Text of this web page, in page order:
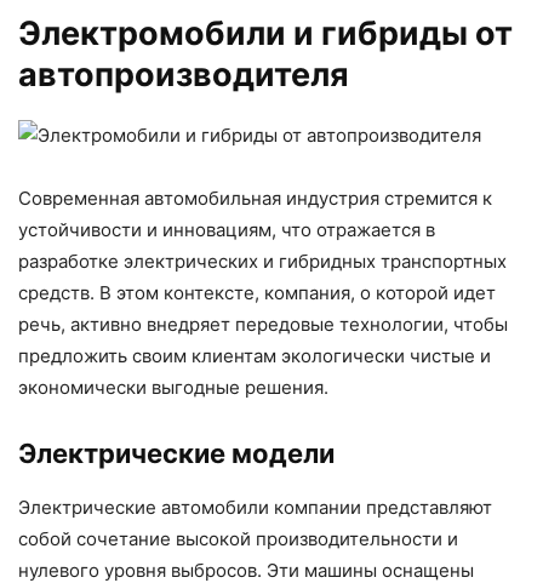
Электромобили и гибриды от
автопроизводителя
Современная автомобильная индустрия стремится к
устойчивости и инновациям, что отражается в
разработке электрических и гибридных транспортных
средств. В этом контексте, компания, о которой идет
речь, активно внедряет передовые технологии, чтобы
предложить своим клиентам экологически чистые и
экономически выгодные решения.
Электрические модели
Электрические автомобили компании представляют
собой сочетание высокой производительности и
нулевого уровня выбросов. Эти машины оснащены